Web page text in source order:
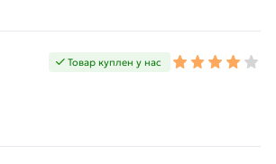
Товар куплен у нас